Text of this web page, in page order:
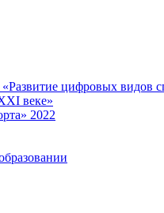
цифровых видов
веке»
2022